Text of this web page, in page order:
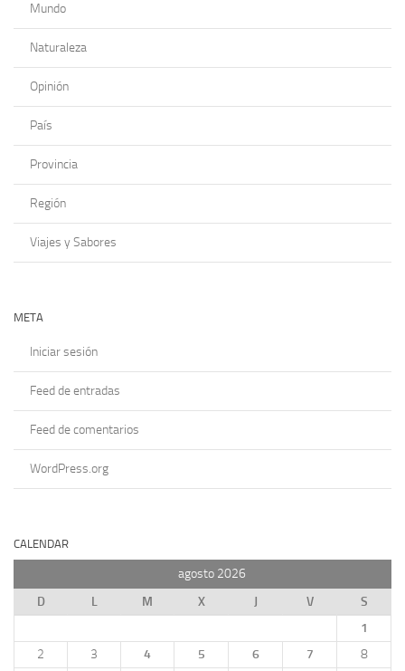
Mundo
Naturaleza
Opinión
País
Provincia
Región
Viajes y Sabores
META
Iniciar sesión
Feed de entradas
Feed de comentarios
WordPress.org
CALENDAR
agosto 2026
D
L M X J V
S
1
2
3 4 5 6 7 8